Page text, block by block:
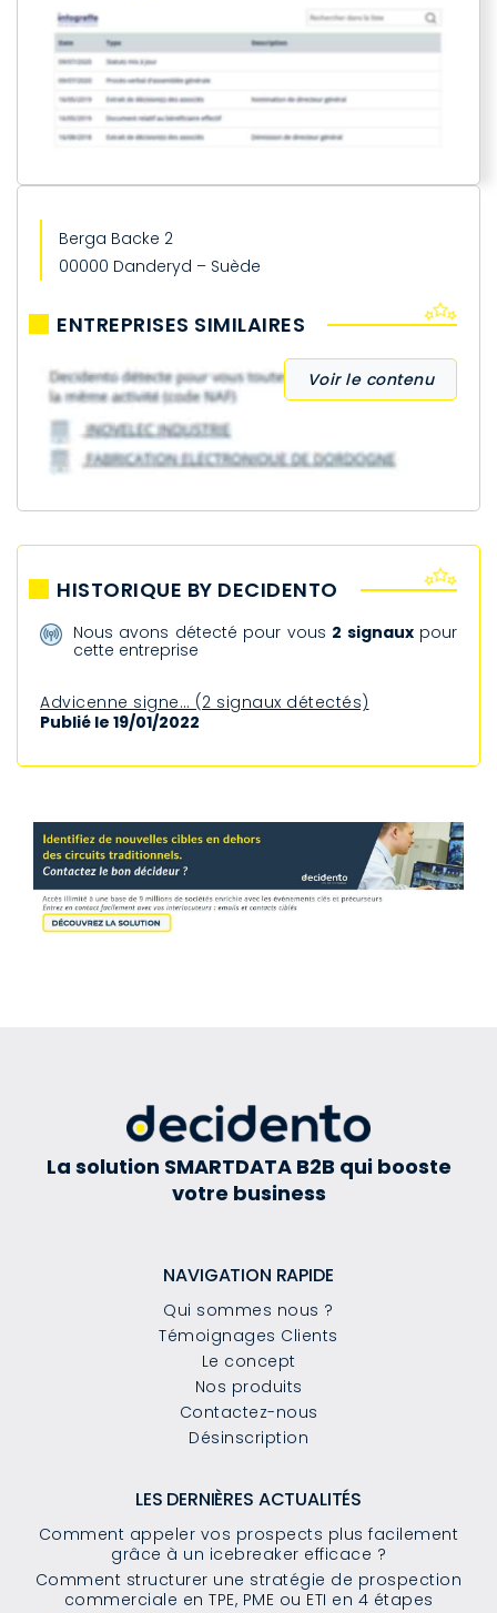
Berga Backe 2
00000 Danderyd – Suède
ENTREPRISES SIMILAIRES
Voir le contenu
HISTORIQUE BY DECIDENTO
Nous avons détecté pour vous 2 signauxpour
cette entreprise
Advicenne signe… (2 signaux détectés)
Publié le 19/01/2022
La solution SMARTDATA B2B qui booste
votre business
NAVIGATION RAPIDE
Qui sommes nous ?
Témoignages Clients
Le concept
Nos produits
Contactez-nous
Désinscription
LES DERNIÈRES ACTUALITÉS
Comment appeler vos prospects plus facilement
grâce à un icebreaker efficace ?
Comment structurer une stratégie de prospection
commerciale en TPE, PME ou ETI en 4 étapes